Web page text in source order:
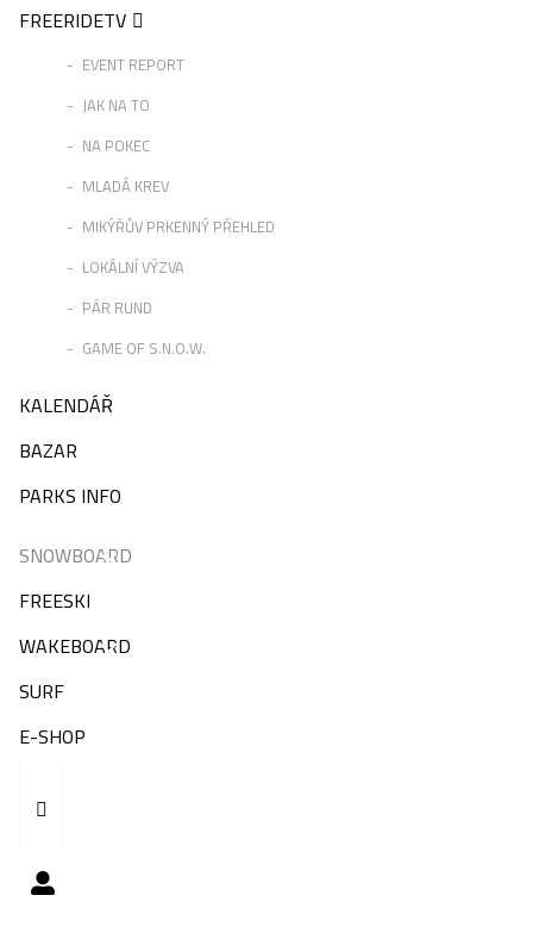
FREERIDETV
EVENT REPORT
JAK NA TO
NA POKEC
MLADÁ KREV
MIKÝŘŮV PRKENNÝ PŘEHLED
LOKÁLNÍ VÝZVA
PÁR RUND
GAME OF S.N.O.W.
KALENDÁŘ
BAZAR
PARKS INFO
SNOWBOARD
FREESKI
WAKEBOARD
SURF
E-SHOP